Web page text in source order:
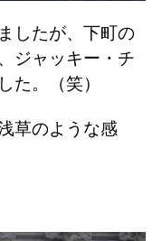
したが、下町の
ジャッキー・チ
た。（笑）
草のような感